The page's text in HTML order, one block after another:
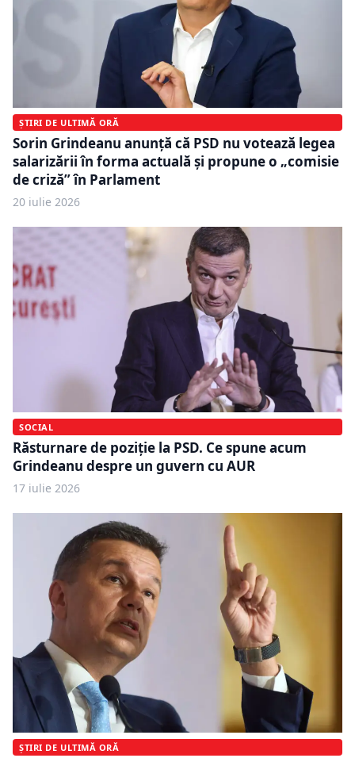
ȘTIRI DE ULTIMĂ ORĂ
Sorin Grindeanu anunță că PSD nu votează legea
salarizării în forma actuală și propune o „comisie
de criză” în Parlament
20 iulie 2026
SOCIAL
Răsturnare de poziție la PSD. Ce spune acum
Grindeanu despre un guvern cu AUR
17 iulie 2026
ȘTIRI DE ULTIMĂ ORĂ